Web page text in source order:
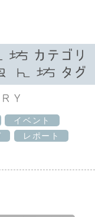
イベント
レポート